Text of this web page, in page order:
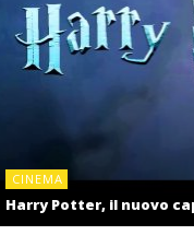
CINEMA
Harry Potter, il nuovo